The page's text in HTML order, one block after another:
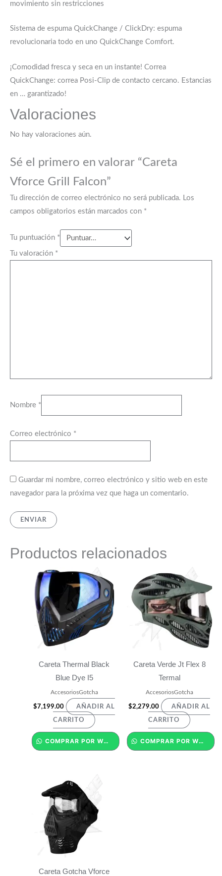
movimiento sin restricciones
Sistema de espuma QuickChange / ClickDry: espuma
revolucionaria todo en uno QuickChange Comfort.
¡Comodidad fresca y seca en un instante! Correa
QuickChange: correa Posi-Clip de contacto cercano. Estancias
en … garantizado!
Valoraciones
No hay valoraciones aún.
Sé el primero en valorar “Careta
Vforce Grill Falcon”
Tu dirección de correo electrónico no será publicada. Los
campos obligatorios están marcados con *
Tu puntuación *
Tu valoración *
Nombre *
Correo electrónico *
Guardar mi nombre, correo electrónico y sitio web en este
navegador para la próxima vez que haga un comentario.
Productos relacionados
Careta Thermal Black
Blue Dye I5
AccesoriosGotcha
$7,199.00 AÑADIR AL
CARRITO
COMPRAR POR WHATSAPP
Careta Verde Jt Flex 8
Termal
AccesoriosGotcha
$2,279.00 AÑADIR AL
CARRITO
COMPRAR POR WHATSAPP
Careta Gotcha Vforce